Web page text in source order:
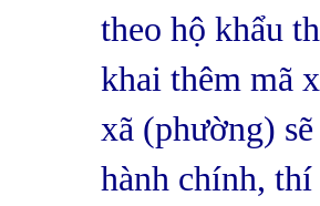
theo hộ khẩu
khai thêm mã
xã (phường)
hành chính,